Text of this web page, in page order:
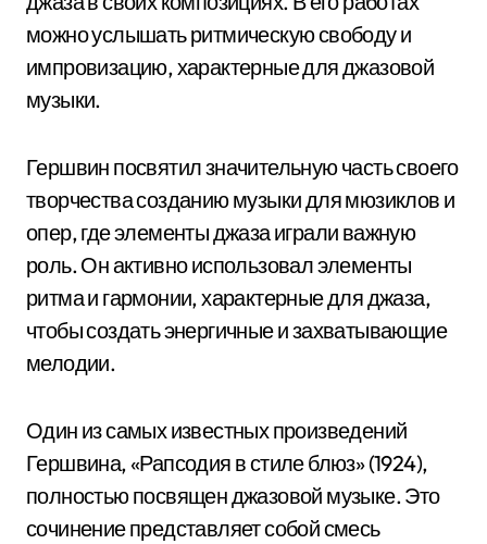
можно услышать ритмическую свободу и
импровизацию, характерные для джазовой
музыки.
Гершвин посвятил значительную часть своего
творчества созданию музыки для мюзиклов и
опер, где элементы джаза играли важную
роль. Он активно использовал элементы
ритма и гармонии, характерные для джаза,
чтобы создать энергичные и захватывающие
мелодии.
Один из самых известных произведений
Гершвина, «Рапсодия в стиле блюз» (1924),
полностью посвящен джазовой музыке. Это
сочинение представляет собой смесь